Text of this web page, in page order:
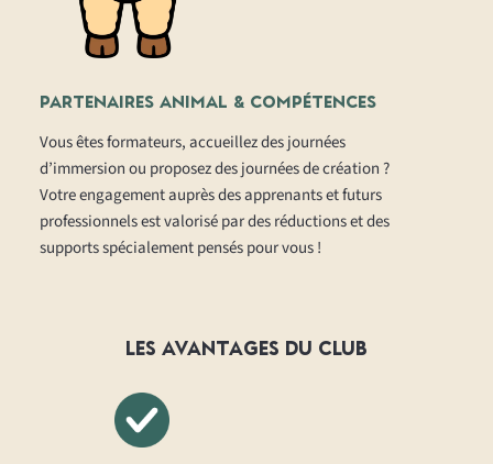
PARTENAIRES ANIMAL & COMPÉTENCES
Vous êtes formateurs, accueillez des journées
d’immersion ou proposez des journées de création ?
Votre engagement auprès des apprenants et futurs
professionnels est valorisé par des réductions et des
supports spécialement pensés pour vous !
LES AVANTAGES DU CLUB